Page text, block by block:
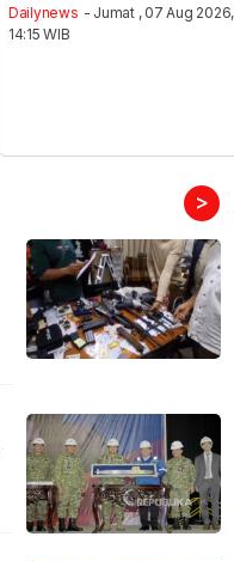
Dailynews - Jumat , 07 Aug 2026,
14:15 WIB
>